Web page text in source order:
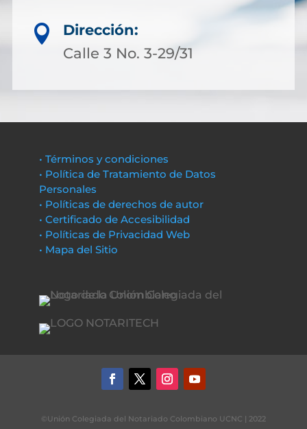

Dirección:
Calle 3 No. 3-29/31
• Términos y condiciones
• Política de Tratamiento de Datos
Personales
• Políticas de derechos de autor
• Certificado de Accesibilidad
• Políticas de Privacidad Web
• Mapa del Sitio
©Unión Colegiada del Notariado Colombiano UCNC | 2022